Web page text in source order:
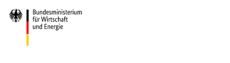
Navigation
Hauptmenü